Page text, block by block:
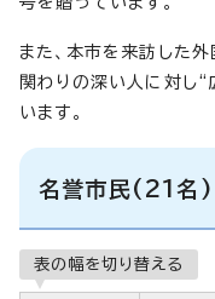
また、本市を来訪した
関わりの深い人に対し
います。
名誉市民(21名)
表の幅を切り替える